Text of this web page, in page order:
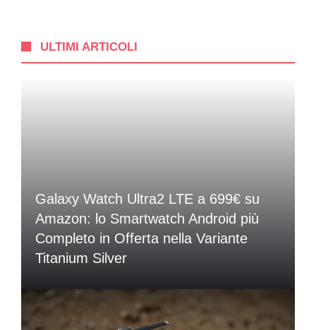
ULTIMI ARTICOLI
Galaxy Watch Ultra2 LTE a 699€ su
Amazon: lo Smartwatch Android più
Completo in Offerta nella Variante
Titanium Silver